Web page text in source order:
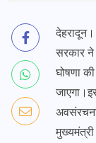
सरकार ने
घोषणा